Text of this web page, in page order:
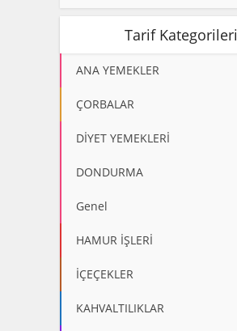
Tarif Kategorileri
ANA YEMEKLER
ÇORBALAR
DİYET YEMEKLERİ
DONDURMA
Genel
HAMUR İŞLERİ
İÇEÇEKLER
KAHVALTILIKLAR